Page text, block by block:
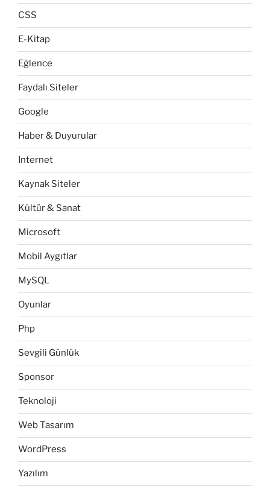
CSS
E-Kitap
Eğlence
Faydalı Siteler
Google
Haber & Duyurular
Internet
Kaynak Siteler
Kültür & Sanat
Microsoft
Mobil Aygıtlar
MySQL
Oyunlar
Php
Sevgili Günlük
Sponsor
Teknoloji
Web Tasarım
WordPress
Yazılım